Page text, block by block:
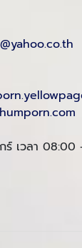
เวลา 08:00